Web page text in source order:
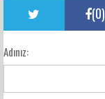
(0)
Adınız: